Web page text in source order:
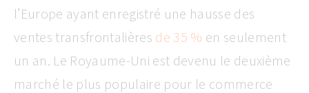
l’Europe ayant enregistré une hausse des
ventes transfrontalières de 35 % en seulement
un an. Le Royaume-Uni est devenu le deuxième
marché le plus populaire pour le commerce